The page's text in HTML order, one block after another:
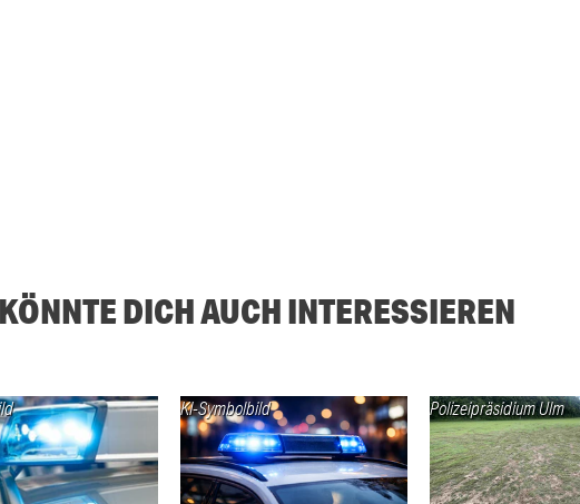
DICH AUCH INTERESSIEREN
KI-Symbolbild Polizeipräsidium Ulm